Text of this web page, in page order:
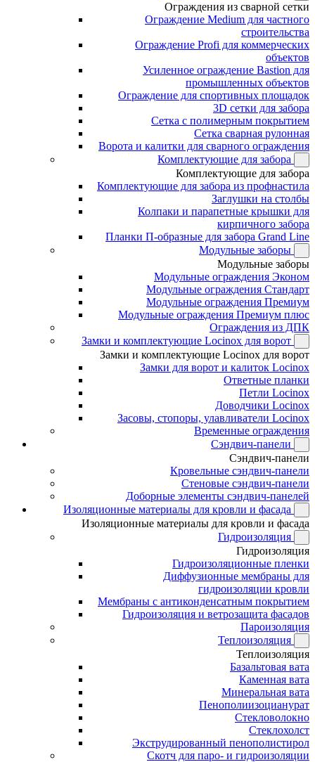
Ограждения из сварной сетки
Ограждение Medium для частного
строительства
Ограждение Profi для коммерческих
объектов
Усиленное ограждение Bastion для
промышленных объектов
Ограждение для спортивных площадок
3D сетки для забора
Сетка с полимерным покрытием
Сетка сварная рулонная
Ворота и калитки для сварного ограждения
Комплектующие для забора
Комплектующие для забора
Комплектующие для забора из профнастила
Заглушки на столбы
Колпаки и парапетные крышки для
кирпичного забора
Планки П-образные для забора Grand Line
Модульные заборы
Модульные заборы
Модульные ограждения Эконом
Модульные ограждения Стандарт
Модульные ограждения Премиум
Модульные ограждения Премиум плюс
Ограждения из ДПК
Замки и комплектующие Locinox для ворот
Замки и комплектующие Locinox для ворот
Замки для ворот и калиток Locinox
Ответные планки
Петли Locinox
Доводчики Locinox
Засовы, стопоры, улавливатели Locinox
Временные ограждения
Сэндвич-панели
Сэндвич-панели
Кровельные сэндвич-панели
Стеновые сэндвич-панели
Доборные элементы сэндвич-панелей
Изоляционные материалы для кровли и фасада
Изоляционные материалы для кровли и фасада
Гидроизоляция
Гидроизоляция
Гидроизоляционные пленки
Диффузионные мембраны для
гидроизоляции кровли
Мембраны с антиконденсатным покрытием
Гидроизоляция и ветрозащита фасадов
Пароизоляция
Теплоизоляция
Теплоизоляция
Базальтовая вата
Каменная вата
Минеральная вата
Пенополиизоцианурат
Стекловолокно
Стеклохолст
Экструдированный пенополистирол
Скотч для паро- и гидроизоляции